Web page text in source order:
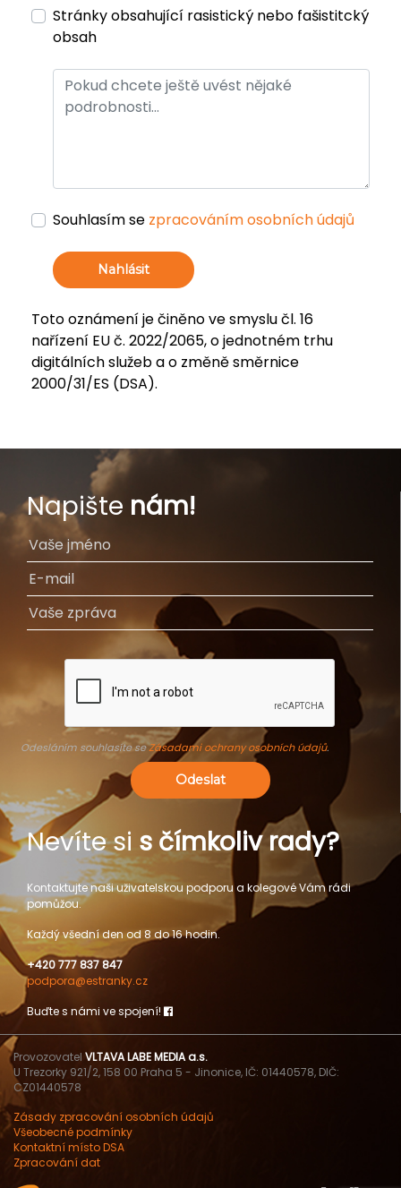
Stránky obsahující rasistický nebo fašistitcký
obsah
Souhlasím se zpracováním osobních údajů
Nahlásit
Toto oznámení je činěno ve smyslu čl. 16
nařízení EU č. 2022/2065, o jednotném trhu
digitálních služeb a o změně směrnice
2000/31/ES (DSA).
Napište nám!
Odesláním souhlasíte seZásadami ochrany osobních údajů.
Odeslat
Nevíte si s čímkoliv rady?
Kontaktujte naši uživatelskou podporu a kolegové Vám rádi
pomůžou.
Každý všední den od 8 do 16 hodin.
+420 777 837 847
podpora@estranky.cz
Buďte s námi ve spojení!
Provozovatel VLTAVA LABE MEDIA a.s.
U Trezorky 921/2, 158 00 Praha 5 - Jinonice, IČ: 01440578, DIČ:
CZ01440578
Zásady zpracování osobních údajů
Všeobecné podmínky
Kontaktní místo DSA
Zpracování dat